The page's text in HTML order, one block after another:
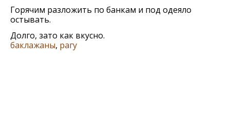
Горячим разложить по банкам и под одеяло
остывать.
Долго, зато как вкусно.
баклажаны, рагу